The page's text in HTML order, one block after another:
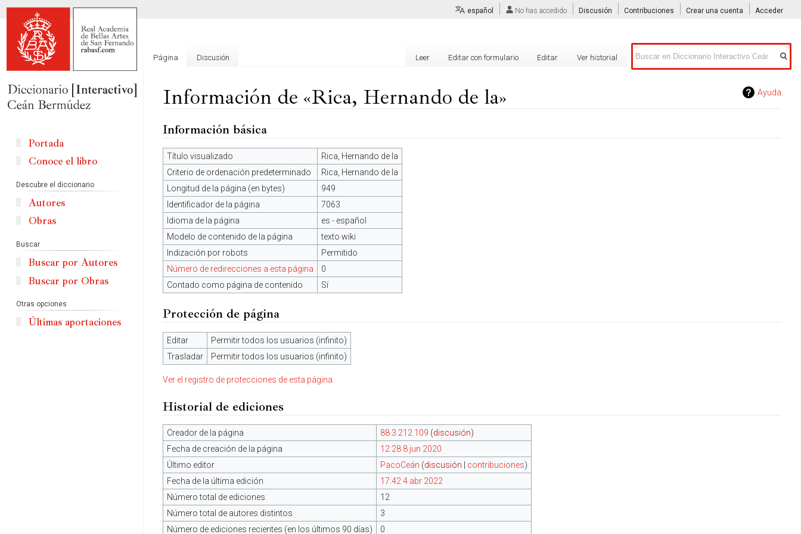
Ayuda
Información de «Rica, Hernando de la»
Ir
la
navegación
Ir
la
búsqueda
Información básica
Título visualizado
Rica, Hernando de la
Criterio de ordenación predeterminado
Rica, Hernando de la
Longitud de la página (en bytes)
949
Identificador de la página
7063
Idioma de la página
es - español
Modelo de contenido de la página
texto wiki
Indización por robots
Permitido
Número de redirecciones a esta página
0
Contado como página de contenido
Sí
Protección de página
Editar
Permitir todos los usuarios (infinito)
Trasladar
Permitir todos los usuarios (infinito)
Ver el registro de protecciones de esta página.
Historial de ediciones
Creador de la página 88.3.212.109 (discusión)
Fecha de creación de la página
12:28 8 jun 2020
Último editor
PacoCeán (discusión contribuciones)
Fecha de la última edición
17:42 4 abr 2022
Número total de ediciones
12
Número total de autores distintos
3
Número de ediciones recientes (en los últimos 90 días)
0
español No has accedido Discusión Contribuciones Crear una cuenta Acceder
Página Discusión Leer Editar con formulario Editar Ver historial
Buscar
Portada
Conoce el libro
Descubre el diccionario
Autores
Obras
Buscar
Buscar por Autores
Buscar por Obras
Otras opciones
Últimas aportaciones